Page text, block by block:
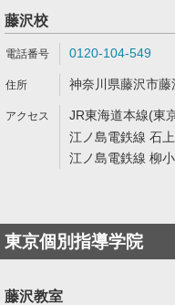
藤沢校
0120-104-549
神奈川県藤沢市
JR東海道本線(東
江ノ島電鉄線 石
江ノ島電鉄線 柳
東京個別指導学院
藤沢教室